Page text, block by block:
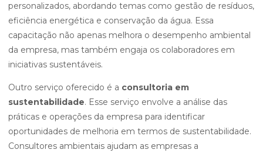
personalizados, abordando temas como gestão de resíduos,
eficiência energética e conservação da água. Essa
capacitação não apenas melhora o desempenho ambiental
da empresa, mas também engaja os colaboradores em
iniciativas sustentáveis.
Outro serviço oferecido é a consultoria em
sustentabilidade. Esse serviço envolve a análise das
práticas e operações da empresa para identificar
oportunidades de melhoria em termos de sustentabilidade.
Consultores ambientais ajudam as empresas a